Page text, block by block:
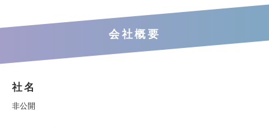
会社概要
社名
非公開